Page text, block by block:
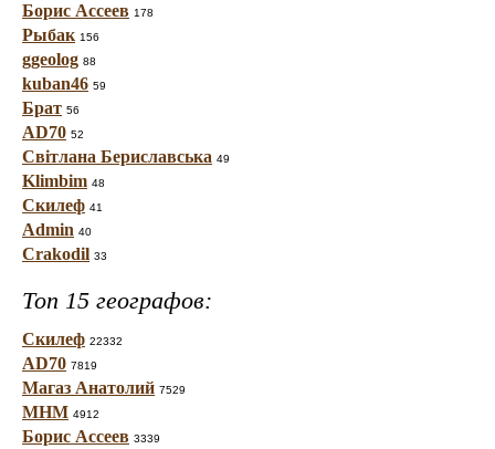
Борис Ассеев 178
Рыбак 156
ggeolog 88
kuban46 59
Брат 56
AD70 52
Світлана Бериславська 49
Klimbim 48
Скилеф 41
Admin 40
Crakodil 33
Топ 15 географов:
Скилеф 22332
AD70 7819
Магаз Анатолий 7529
МНМ 4912
Борис Ассеев 3339